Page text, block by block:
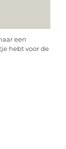
een
hebt voor de